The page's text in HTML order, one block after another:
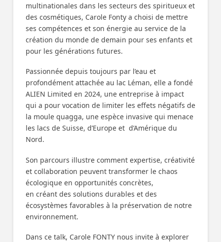
multinationales dans les secteurs des spiritueux et
des cosmétiques, Carole Fonty a choisi de mettre
ses compétences et son énergie au service de la
création du monde de demain pour ses enfants et
pour les générations futures.
Passionnée depuis toujours par l’eau et
profondément attachée au lac Léman, elle a fondé
ALIEN Limited en 2024, une entreprise à impact
qui a pour vocation de limiter les effets négatifs de
la moule quagga, une espèce invasive qui menace
les lacs de Suisse, d’Europe et d’Amérique du
Nord.
Son parcours illustre comment expertise, créativité
et collaboration peuvent transformer le chaos
écologique en opportunités concrètes,
en créant des solutions durables et des
écosystèmes favorables à la préservation de notre
environnement.
Dans ce talk, Carole FONTY nous invite à explorer